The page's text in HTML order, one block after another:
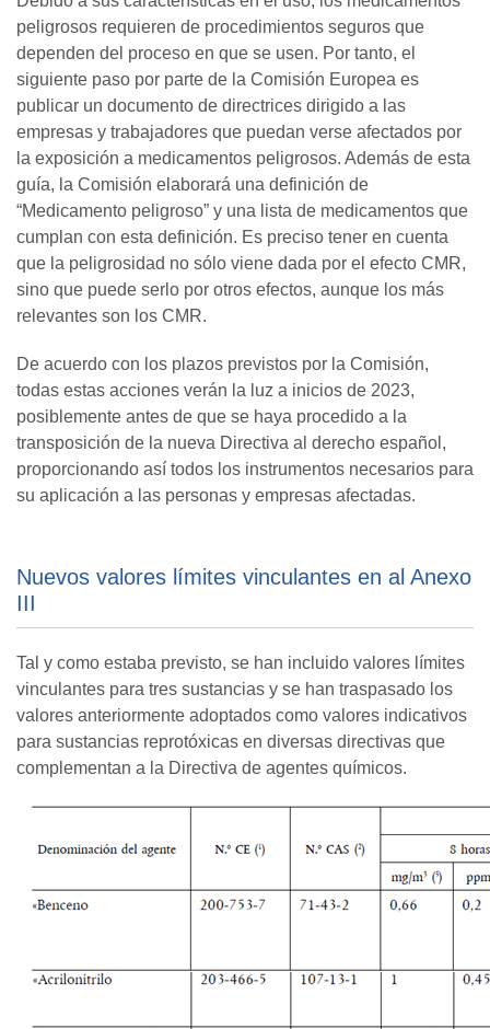
peligrosos requieren de procedimientos seguros que
dependen del proceso en que se usen. Por tanto, el
siguiente paso por parte de la Comisión Europea es
publicar un documento de directrices dirigido a las
empresas y trabajadores que puedan verse afectados por
la exposición a medicamentos peligrosos. Además de esta
guía, la Comisión elaborará una definición de
“Medicamento peligroso” y una lista de medicamentos que
cumplan con esta definición. Es preciso tener en cuenta
que la peligrosidad no sólo viene dada por el efecto CMR,
sino que puede serlo por otros efectos, aunque los más
relevantes son los CMR.
De acuerdo con los plazos previstos por la Comisión,
todas estas acciones verán la luz a inicios de 2023,
posiblemente antes de que se haya procedido a la
transposición de la nueva Directiva al derecho español,
proporcionando así todos los instrumentos necesarios para
su aplicación a las personas y empresas afectadas.
Nuevos valores límites vinculantes en al Anexo
III
Tal y como estaba previsto, se han incluido valores límites
vinculantes para tres sustancias y se han traspasado los
valores anteriormente adoptados como valores indicativos
para sustancias reprotóxicas en diversas directivas que
complementan a la Directiva de agentes químicos.